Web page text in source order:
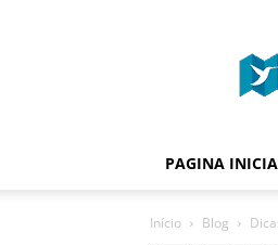
PAGINA
Início Blog